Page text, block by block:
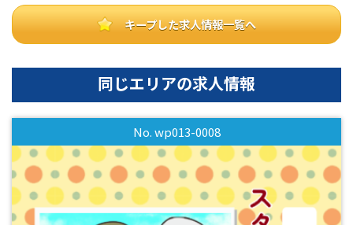
キープした求人情報一覧へ
同じエリアの求人情報
No. wp013-0008